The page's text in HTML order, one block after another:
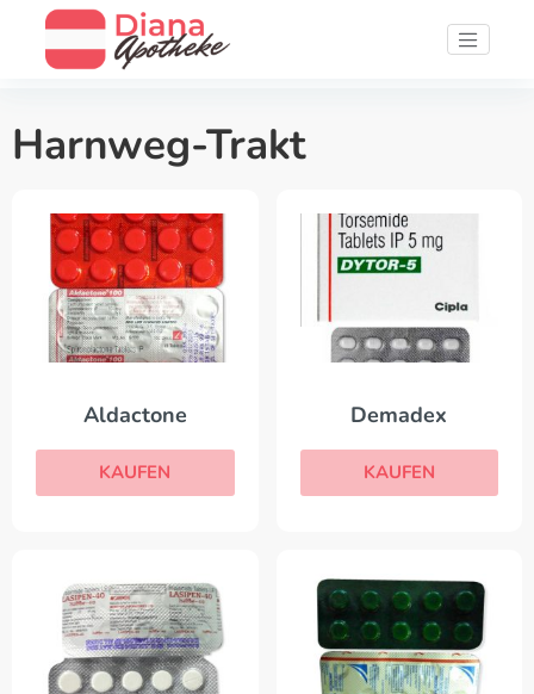
Harnweg-Trakt
Aldactone
KAUFEN
Demadex
KAUFEN